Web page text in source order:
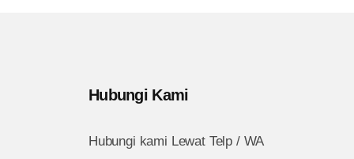
Hubungi Kami
Hubungi kami Lewat Telp / WA